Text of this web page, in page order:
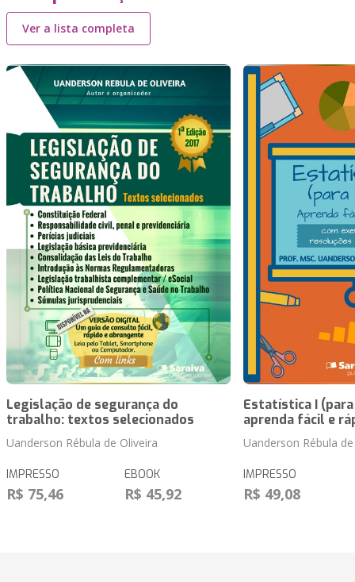
Ver a lista completa
Legislação de segurança do
trabalho: textos selecionados
Uanderson Rébula de Oliveira
IMPRESSO
R$ 75,46
EBOOK
R$ 45,92
Estatística I
aprenda fácil e
Uanderson Rébula
IMPRESSO
R$ 49,08